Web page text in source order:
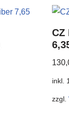
CZ
inkl.
zzgl.